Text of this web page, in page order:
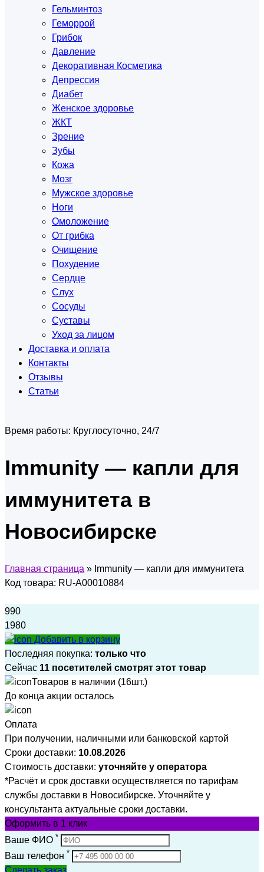
Гельминтоз
Геморрой
Грибок
Давление
Декоративная Косметика
Депрессия
Диабет
Женское здоровье
ЖКТ
Зрение
Зубы
Кожа
Мозг
Мужское здоровье
Ноги
Омоложение
От грибка
Очищение
Похудение
Сердце
Слух
Сосуды
Суставы
Уход за лицом
Доставка и оплата
Контакты
Отзывы
Статьи
Время работы: Круглосуточно, 24/7
Immunity — капли для
иммунитета в
Новосибирске
Главная страница » Immunity — капли для иммунитета
Код товара: RU-A00010884
990
1980
Добавить в корзину
Последняя покупка: только что
Сейчас 11 посетителей смотрят этот товар
Товаров в наличии (16шт.)
До конца акции осталось
Оплата
При получении, наличными или банковской картой
Сроки доставки: 10.08.2026
Стоимость доставки: уточняйте у оператора
*Расчёт и срок доставки осуществляется по тарифам
службы доставки в Новосибирске. Уточняйте у
консультанта актуальные сроки доставки.
Оформить в 1 клик
Ваше ФИО *
Ваш телефон *
Сделать заказ